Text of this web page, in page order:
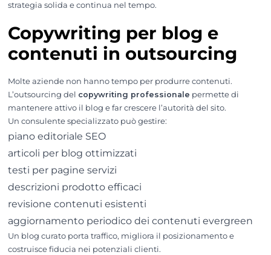
strategia solida e continua nel tempo.
Copywriting per blog e
contenuti in outsourcing
Molte aziende non hanno tempo per produrre contenuti.
L’outsourcing del copywriting professionale permette di
mantenere attivo il blog e far crescere l’autorità del sito.
Un consulente specializzato può gestire:
piano editoriale SEO
articoli per blog ottimizzati
testi per pagine servizi
descrizioni prodotto efficaci
revisione contenuti esistenti
aggiornamento periodico dei contenuti evergreen
Un blog curato porta traffico, migliora il posizionamento e
costruisce fiducia nei potenziali clienti.